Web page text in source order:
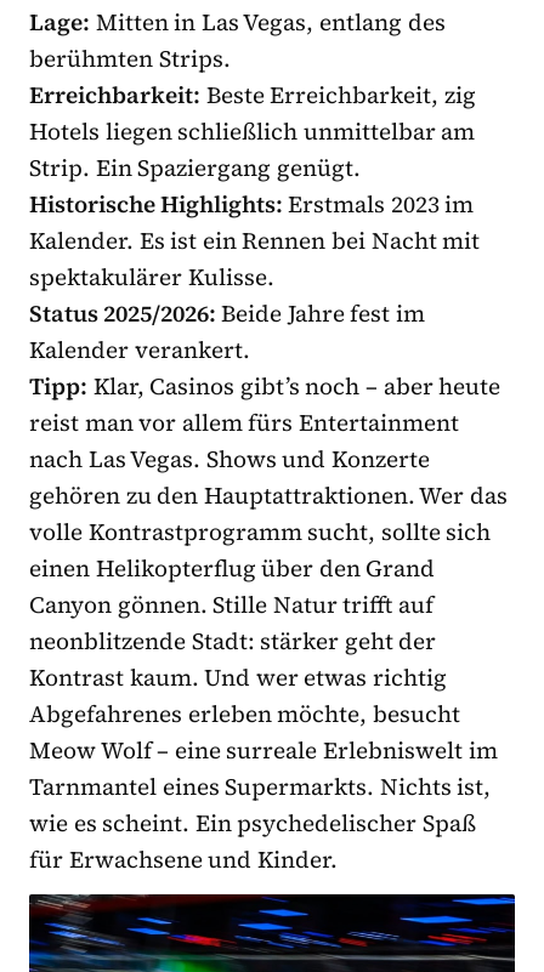
Lage: Mitten in Las Vegas, entlang des
berühmten Strips.
Erreichbarkeit: Beste Erreichbarkeit, zig
Hotels liegen schließlich unmittelbar am
Strip. Ein Spaziergang genügt.
Historische Highlights:Erstmals 2023 im
Kalender. Es ist ein Rennen bei Nacht mit
spektakulärer Kulisse.
Status 2025/2026:Beide Jahre fest im
Kalender verankert.
Tipp: Klar, Casinos gibt’s noch – aber heute
reist man vor allem fürs Entertainment
nach Las Vegas. Shows und Konzerte
gehören zu den Hauptattraktionen. Wer das
volle Kontrastprogramm sucht, sollte sich
einen Helikopterflug über den Grand
Canyon gönnen. Stille Natur trifft auf
neonblitzende Stadt: stärker geht der
Kontrast kaum. Und wer etwas richtig
Abgefahrenes erleben möchte, besucht
Meow Wolf – eine surreale Erlebniswelt im
Tarnmantel eines Supermarkts. Nichts ist,
wie es scheint. Ein psychedelischer Spaß
für Erwachsene und Kinder.